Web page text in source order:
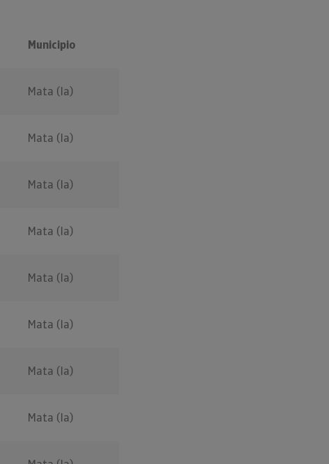
Municipio
Mata (la)
Mata (la)
Mata (la)
Mata (la)
Mata (la)
Mata (la)
Mata (la)
Mata (la)